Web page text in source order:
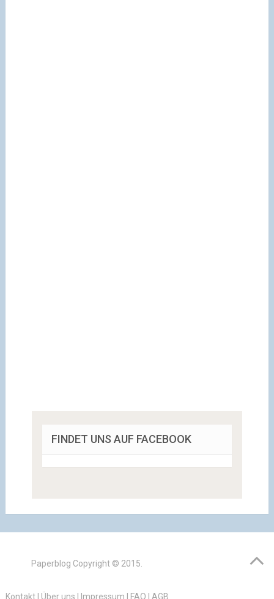
FINDET UNS AUF FACEBOOK
Paperblog Copyright © 2015.
Kontakt| Über uns Impressum FAQ AGB